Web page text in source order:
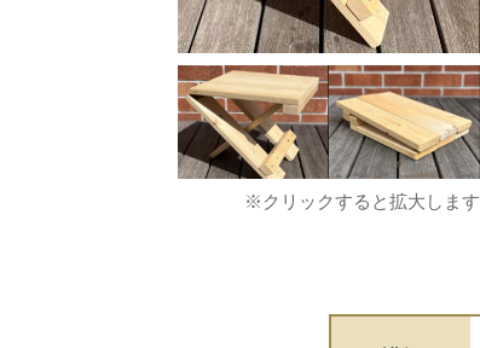
※クリックすると拡大します